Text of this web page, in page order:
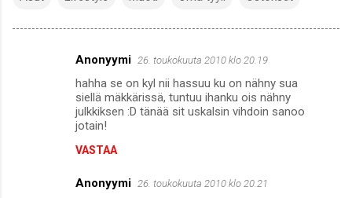
Anonyymi 26. toukokuuta 2010 klo 20.19
hahha se on kyl nii hassuu ku on nähny sua
siellä mäkkärissä, tuntuu ihanku ois nähny
julkkiksen :D tänää sit uskalsin vihdoin sanoo
jotain!
VASTAA
Anonyymi 26. toukokuuta 2010 klo 20.21